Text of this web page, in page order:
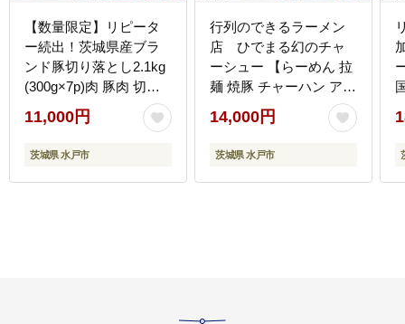
【数量限定】リピータ
ー続出！茨城県産ブラ
ンド豚切り落とし2.1kg
(300g×7p)肉 豚肉 切り
落とし こま切れ 小分け
訳あり 真空 真空パック
冷凍 国産 茨城県産 産地
バラ 高評価 人気 内田本
11,000円
茨城県 水戸市
行列のできるラーメン
店 ひでまる幻のチャ
ーシュー 【らーめん 拉
麺 焼豚 チャーハン アレ
ンジ 具材 おかず サブ
副菜 人気 まぼろし 水戸
市】（BJ-3）
14,000円
茨城県 水戸市